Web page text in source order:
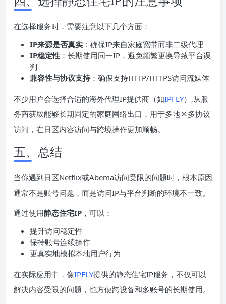
在选择服务时，需要注意以下几个方面：
IP来源是否真实 ：确保IP来自家庭宽带而非二级代理
IP稳定性 ：长期使用同一IP，避免频繁更换导致平台误
判
兼容性与协议支持：确保支持HTTP/HTTPS访问流媒体
不少用户会选择合适的海外代理IP提供商（如IPFLY）,从服
务商获取能够长期固定的家庭网络出口，用于多地区多协议
访问，在日区内容访问与跨境操作更加顺畅。
五、总结
当你遇到日区Netflix或Abema访问受限的问题时，根本原因
通常不是账号问题，而是访问IP与平台判断的环境不一致。
通过使用静态住宅IP ，可以：
提升访问稳定性
保持账号连续操作
更真实地模拟本地用户行为
在实际应用中，像IPFLY提供的静态住宅IP服务，不仅可以
解决内容受限的问题，也方便跨设备和多账号的长期使用。